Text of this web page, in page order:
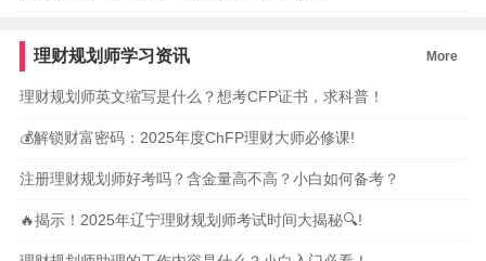
理财规划师学习资讯 More
理财规划师英文缩写是什么？想考CFP证书，求科普！
💰解锁财富密码：2025年度ChFP理财大师必修课!
注册理财规划师好考吗？含金量高不高？小白如何备考？
🔥揭示！2025年辽宁理财规划师考试时间大揭秘🔍!